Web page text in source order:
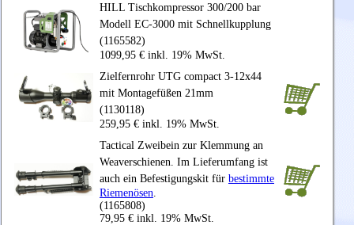
HILL Tischkompressor 300/200 bar
Modell EC-3000 mit Schnellkupplung
(1165582)
1099,95 € inkl. 19% MwSt.
Zielfernrohr UTG compact 3-12x44
mit Montagefüßen 21mm
(1130118)
259,95 € inkl. 19% MwSt.
Tactical Zweibein zur Klemmung an
Weaverschienen. Im Lieferumfang ist
auch ein Befestigungskit für bestimmte
Riemenösen
(1165808)
79,95 € inkl. 19% MwSt.